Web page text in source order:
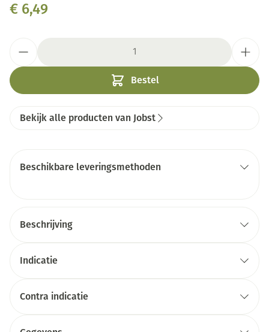
€ 6,49
Bestel
Bekijk alle producten van Jobst
Beschikbare leveringsmethoden
Beschrijving
Indicatie
Contra indicatie